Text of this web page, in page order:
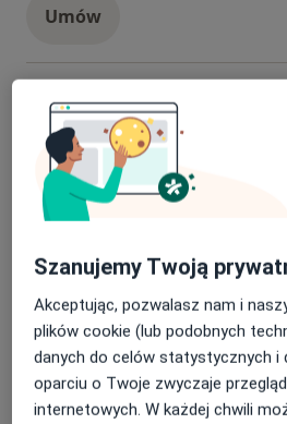
Umów
Od 210 zł
Szczegóły
Umów
Leczenie stomatologiczne
Od 1 120 zł
Szczegóły
Umów
+ 4 usługi
Szanujemy Twoją
Akceptując, pozwalasz nam i
plików cookie (lub podobnych
danych do celów statystycznych
oparciu o Twoje zwyczaje
internetowych. W każdej chwili